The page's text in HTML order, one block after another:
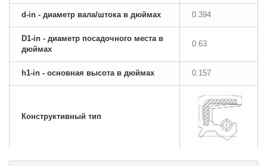
d-in - диаметр вала/штока в дюймах 0.394
D1-in - диаметр посадочного места в
дюймах
0.63
h1-in - основная высота в дюймах 0.157
Конструктивный тип